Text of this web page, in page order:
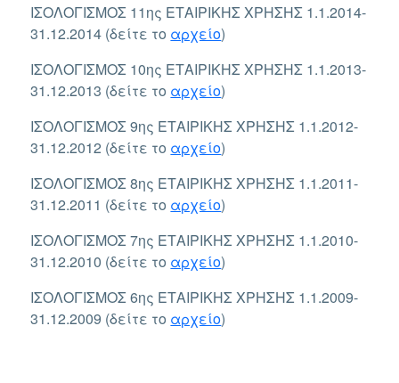
ΙΣΟΛΟΓΙΣΜΟΣ 11ης ΕΤΑΙΡΙΚΗΣ ΧΡΗΣΗΣ 1.1.2014-
31.12.2014 (δείτε το αρχείο)
ΙΣΟΛΟΓΙΣΜΟΣ 10ης ΕΤΑΙΡΙΚΗΣ ΧΡΗΣΗΣ 1.1.2013-
31.12.2013 (δείτε το αρχείο)
ΙΣΟΛΟΓΙΣΜΟΣ 9ης ΕΤΑΙΡΙΚΗΣ ΧΡΗΣΗΣ 1.1.2012-
31.12.2012 (δείτε το αρχείο)
ΙΣΟΛΟΓΙΣΜΟΣ 8ης ΕΤΑΙΡΙΚΗΣ ΧΡΗΣΗΣ 1.1.2011-
31.12.2011 (δείτε το αρχείο)
ΙΣΟΛΟΓΙΣΜΟΣ 7ης ΕΤΑΙΡΙΚΗΣ ΧΡΗΣΗΣ 1.1.2010-
31.12.2010 (δείτε το αρχείο)
ΙΣΟΛΟΓΙΣΜΟΣ 6ης ΕΤΑΙΡΙΚΗΣ ΧΡΗΣΗΣ 1.1.2009-
31.12.2009 (δείτε το αρχείο)